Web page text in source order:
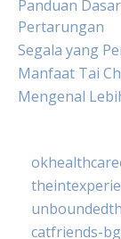
Panduan
Pertarungan
Segala yang
Manfaat Tai
Mengenal
catfriends-